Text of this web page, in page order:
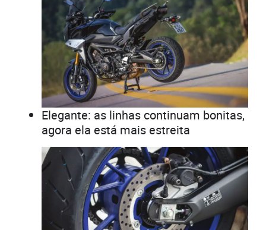
Elegante: as linhas continuam bonitas,
agora ela está mais estreita